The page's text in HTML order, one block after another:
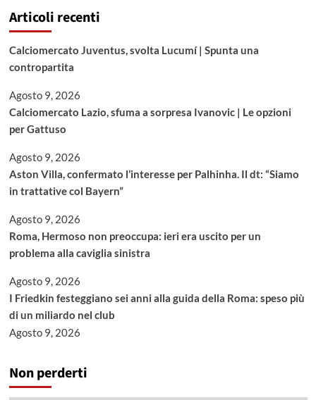
Articoli recenti
Calciomercato Juventus, svolta Lucumí | Spunta una
contropartita
Agosto 9, 2026
Calciomercato Lazio, sfuma a sorpresa Ivanovic | Le opzioni
per Gattuso
Agosto 9, 2026
Aston Villa, confermato l’interesse per Palhinha. Il dt: “Siamo
in trattative col Bayern”
Agosto 9, 2026
Roma, Hermoso non preoccupa: ieri era uscito per un
problema alla caviglia sinistra
Agosto 9, 2026
I Friedkin festeggiano sei anni alla guida della Roma: speso più
di un miliardo nel club
Agosto 9, 2026
Non perderti